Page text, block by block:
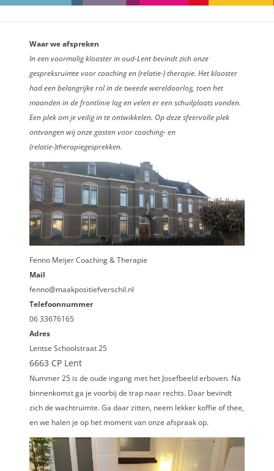
Waar we afspreken
In een voormalig klooster in oud-Lent bevindt zich onze
gespreksruimte voor coaching en (relatie-) therapie. Het klooster
had een belangrijke rol in de tweede wereldoorlog, toen het
maanden in de frontlinie lag en velen er een schuilplaats vonden.
Een plek om je veilig in te ontwikkelen. Op deze sfeervolle plek
ontvangen wij onze gasten voor coaching- en
(relatie-)therapiegesprekken.
Fenno Meijer Coaching & Therapie
Mail
fenno@maakpositiefverschil.nl
Telefoonnummer
06 33676165
Adres
Lentse Schoolstraat 25
6663 CP Lent
Nummer 25 is de oude ingang met het Josefbeeld erboven. Na
binnenkomst ga je voorbij de trap naar rechts. Daar bevindt
zich de wachtruimte. Ga daar zitten, neem lekker koffie of thee,
en we halen je op het moment van onze afspraak op.